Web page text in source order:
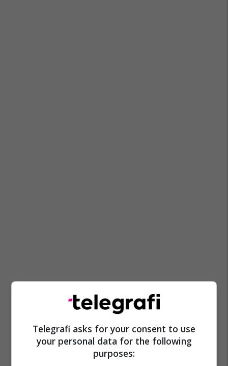
Mpb Maqedoni Astrit Iseni
Telegrafi asks for your consent to use
your personal data for the following
purposes: